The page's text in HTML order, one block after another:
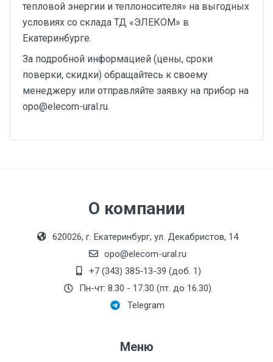
тепловой энергии и теплоносителя» на выгодных
условиях со склада ТД «ЭЛЕКОМ» в
Екатеринбурге.
За подробной информацией (цены, сроки
поверки, скидки) обращайтесь к своему
менеджеру или отправляйте заявку на прибор на
opo@elecom-ural.ru.
О компании
620026, г. Екатеринбург, ул. Декабристов, 14
opo@elecom-ural.ru
+7 (343) 385-13-39 (доб. 1)
Пн-чт: 8.30 - 17.30 (пт. до 16.30)
Telegram
Меню